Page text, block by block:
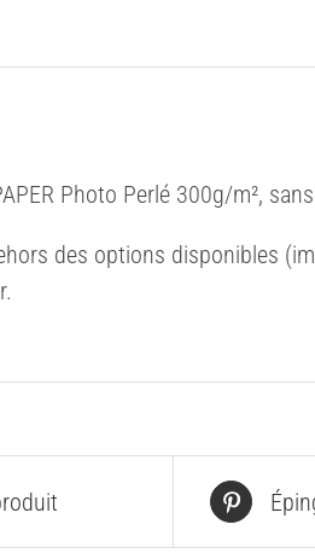
Photo Perlé 300g/m²,
des options disponibles